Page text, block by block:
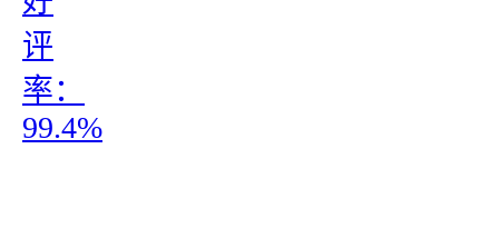
评
率：
99.4%